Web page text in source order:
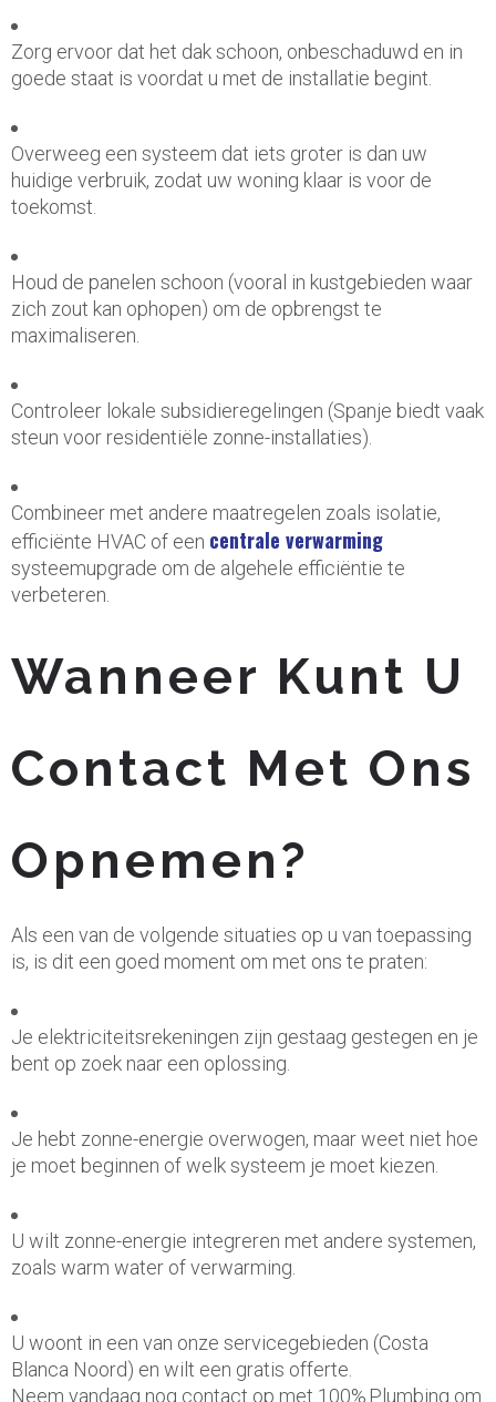
Zorg ervoor dat het dak schoon, onbeschaduwd en in
goede staat is voordat u met de installatie begint.
Overweeg een systeem dat iets groter is dan uw
huidige verbruik, zodat uw woning klaar is voor de
toekomst.
Houd de panelen schoon (vooral in kustgebieden waar
zich zout kan ophopen) om de opbrengst te
maximaliseren.
Controleer lokale subsidieregelingen (Spanje biedt vaak
steun voor residentiële zonne-installaties).
Combineer met andere maatregelen zoals isolatie,
efficiënte HVAC of een centrale verwarming
systeemupgrade om de algehele efficiëntie te
verbeteren.
Wanneer Kunt U
Contact Met Ons
Opnemen?
Als een van de volgende situaties op u van toepassing
is, is dit een goed moment om met ons te praten:
Je elektriciteitsrekeningen zijn gestaag gestegen en je
bent op zoek naar een oplossing.
Je hebt zonne-energie overwogen, maar weet niet hoe
je moet beginnen of welk systeem je moet kiezen.
U wilt zonne-energie integreren met andere systemen,
zoals warm water of verwarming.
U woont in een van onze servicegebieden (Costa
Blanca Noord) en wilt een gratis offerte.
Neem vandaag nog contact op met 100% Plumbing om